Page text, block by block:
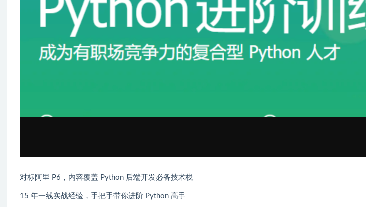
对标阿里 P6，内容覆盖 Python 后端开发必备技术栈
15 年⼀线实战经验，⼿把⼿带你进阶 Python ⾼⼿